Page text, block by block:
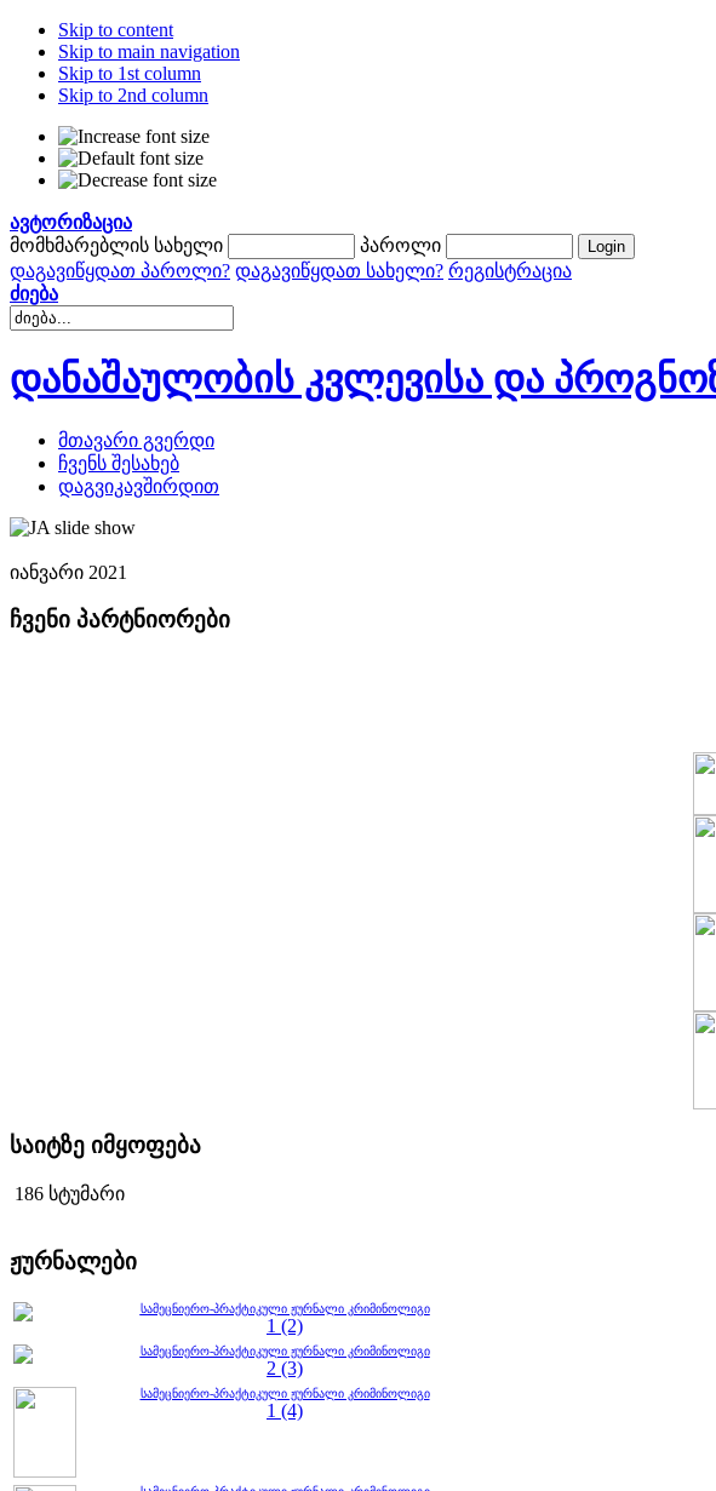
Skip to content
Skip to main navigation
Skip to 1st column
Skip to 2nd column
ავტორიზაცია
მომხმარებლის სახელი
პაროლი
დაგავიწყდათ პაროლი? დაგავიწყდათ სახელი? რეგისტრაცია
ძიება
დანაშაულობის კვლევისა და
მთავარი გვერდი
ჩვენს შესახებ
დაგვიკავშირდით
იანვარი 2021
ჩვენი პარტნიორები
საიტზე იმყოფება
186 სტუმარი
ჟურნალები
სამეცნიერო-პრაქტიკული ჟურნალი კრიმინოლიგი
1 (2)
სამეცნიერო-პრაქტიკული ჟურნალი კრიმინოლიგი
2 (3)
სამეცნიერო-პრაქტიკული ჟურნალი კრიმინოლიგი
1 (4)